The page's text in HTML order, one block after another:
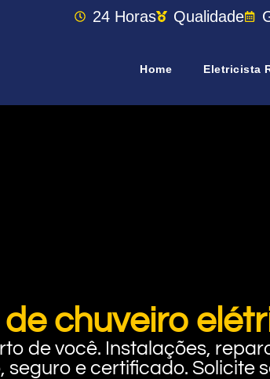
24 Horas Qualidade
Home Eletricista
chuveiro
de você. Instalações,
seguro e certificado. Solicite